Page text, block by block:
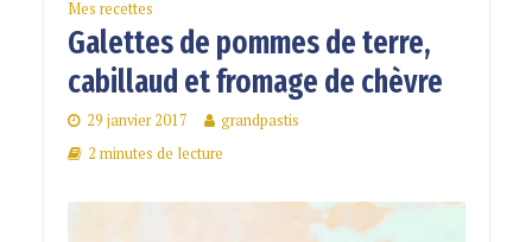
Mes recettes
Galettes de pommes de terre,
cabillaud et fromage de chèvre
29 janvier 2017
grandpastis
2 minutes de lecture